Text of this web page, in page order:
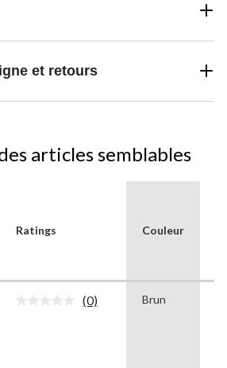
et retours
articles semblables
Ratings Couleur
Aucune
(0) Brun